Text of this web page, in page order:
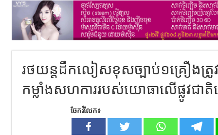
រថយន្តដឹកលៀសខុសច្បាប់១គ្រឿងត្រូ
កម្លាំងសហការរបស់យោធាលើផ្លូវជា
ចែករំលែក៖